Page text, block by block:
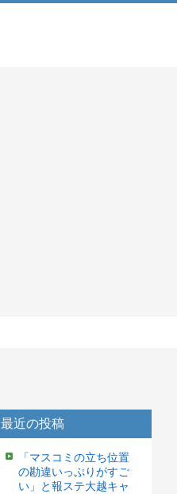
最近の投稿
「マスコミの立ち位置
の勘違いっぷりがすご
い」と報ステ大越キャ